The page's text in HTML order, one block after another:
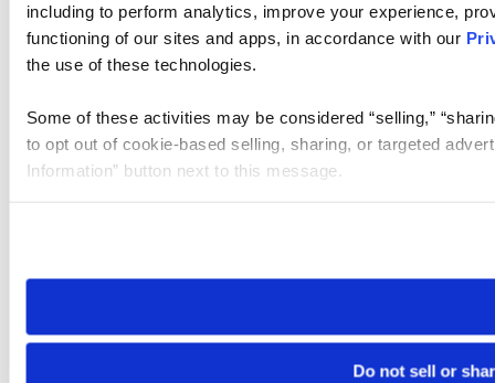
including to perform analytics, improve your experience,
functioning of our sites and apps, in accordance with our
the use of these technologies.
Some of these activities may be considered “selling,”
to opt out of cookie-based selling, sharing, or targeted
Information” button next to this message.
need to be set again.
Do not sell or